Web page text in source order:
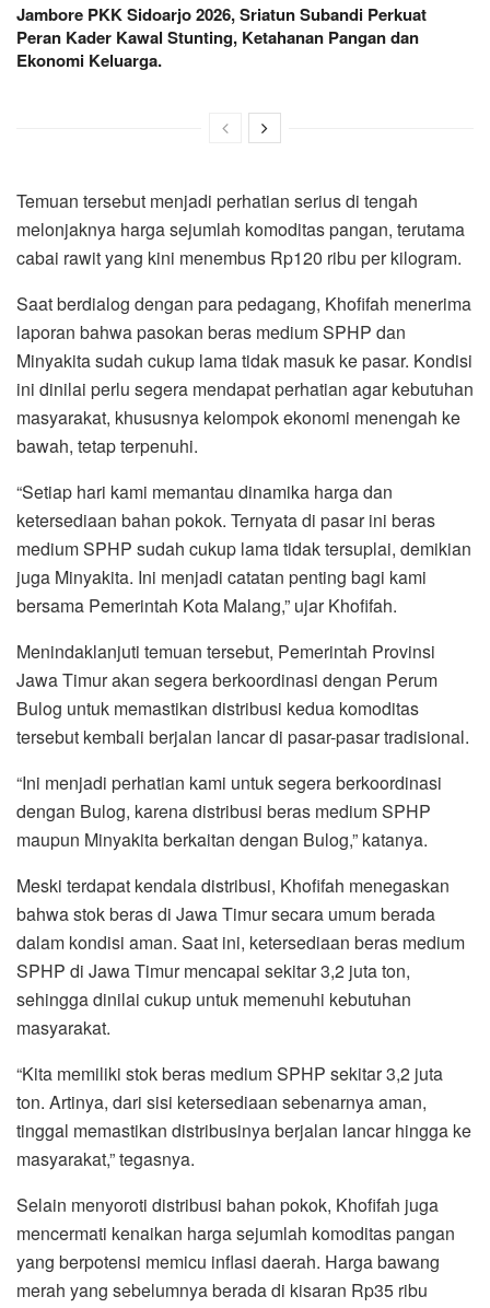
Jambore PKK Sidoarjo 2026, Sriatun Subandi Perkuat
Peran Kader Kawal Stunting, Ketahanan Pangan dan
Ekonomi Keluarga.
Temuan tersebut menjadi perhatian serius di tengah
melonjaknya harga sejumlah komoditas pangan, terutama
cabai rawit yang kini menembus Rp120 ribu per kilogram.
Saat berdialog dengan para pedagang, Khofifah menerima
laporan bahwa pasokan beras medium SPHP dan
Minyakita sudah cukup lama tidak masuk ke pasar. Kondisi
ini dinilai perlu segera mendapat perhatian agar kebutuhan
masyarakat, khususnya kelompok ekonomi menengah ke
bawah, tetap terpenuhi.
“Setiap hari kami memantau dinamika harga dan
ketersediaan bahan pokok. Ternyata di pasar ini beras
medium SPHP sudah cukup lama tidak tersuplai, demikian
juga Minyakita. Ini menjadi catatan penting bagi kami
bersama Pemerintah Kota Malang,” ujar Khofifah.
Menindaklanjuti temuan tersebut, Pemerintah Provinsi
Jawa Timur akan segera berkoordinasi dengan Perum
Bulog untuk memastikan distribusi kedua komoditas
tersebut kembali berjalan lancar di pasar-pasar tradisional.
“Ini menjadi perhatian kami untuk segera berkoordinasi
dengan Bulog, karena distribusi beras medium SPHP
maupun Minyakita berkaitan dengan Bulog,” katanya.
Meski terdapat kendala distribusi, Khofifah menegaskan
bahwa stok beras di Jawa Timur secara umum berada
dalam kondisi aman. Saat ini, ketersediaan beras medium
SPHP di Jawa Timur mencapai sekitar 3,2 juta ton,
sehingga dinilai cukup untuk memenuhi kebutuhan
masyarakat.
“Kita memiliki stok beras medium SPHP sekitar 3,2 juta
ton. Artinya, dari sisi ketersediaan sebenarnya aman,
tinggal memastikan distribusinya berjalan lancar hingga ke
masyarakat,” tegasnya.
Selain menyoroti distribusi bahan pokok, Khofifah juga
mencermati kenaikan harga sejumlah komoditas pangan
yang berpotensi memicu inflasi daerah. Harga bawang
merah yang sebelumnya berada di kisaran Rp35 ribu